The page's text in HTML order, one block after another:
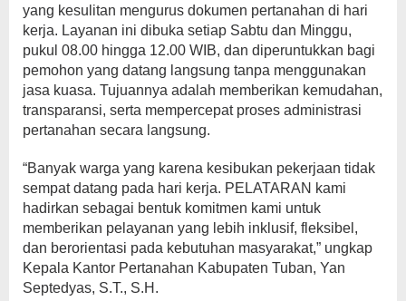
yang kesulitan mengurus dokumen pertanahan di hari
kerja. Layanan ini dibuka setiap Sabtu dan Minggu,
pukul 08.00 hingga 12.00 WIB, dan diperuntukkan bagi
pemohon yang datang langsung tanpa menggunakan
jasa kuasa. Tujuannya adalah memberikan kemudahan,
transparansi, serta mempercepat proses administrasi
pertanahan secara langsung.
“Banyak warga yang karena kesibukan pekerjaan tidak
sempat datang pada hari kerja. PELATARAN kami
hadirkan sebagai bentuk komitmen kami untuk
memberikan pelayanan yang lebih inklusif, fleksibel,
dan berorientasi pada kebutuhan masyarakat,” ungkap
Kepala Kantor Pertanahan Kabupaten Tuban, Yan
Septedyas, S.T., S.H.